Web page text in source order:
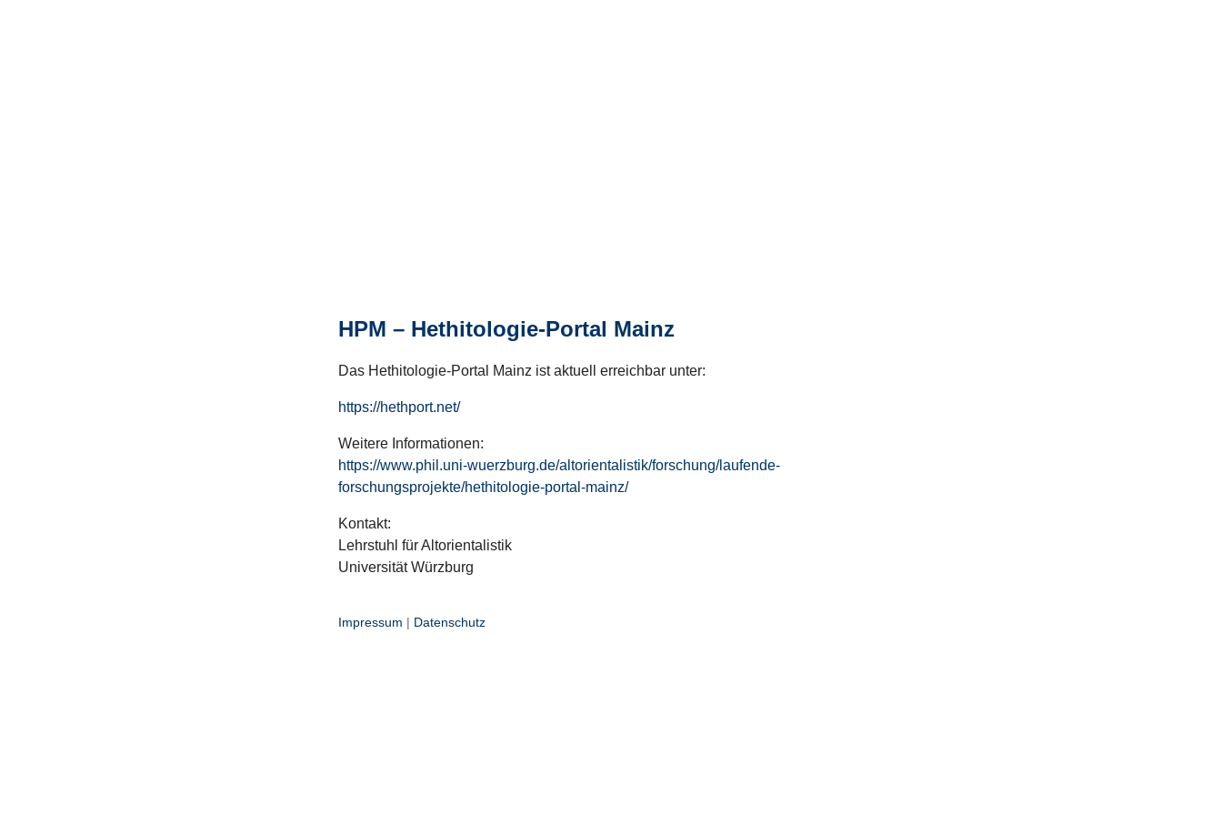
HPM – Hethitologie-Portal Mainz
Das Hethitologie-Portal Mainz ist aktuell erreichbar unter:
https://hethport.net/
Weitere Informationen:
https://www.phil.uni-wuerzburg.de/altorientalistik/forschung/laufende-
forschungsprojekte/hethitologie-portal-mainz/
Kontakt:
Lehrstuhl für Altorientalistik
Universität Würzburg
Impressum | Datenschutz